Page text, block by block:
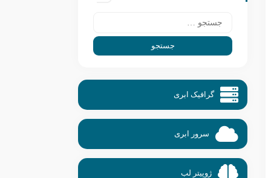
گرافیک ابری
سرور ابری
ژوپیتر لب